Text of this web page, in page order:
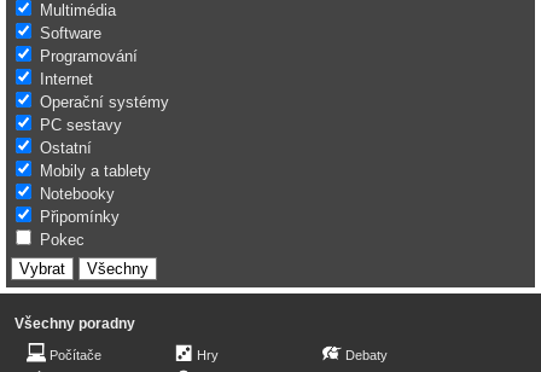
Multimédia
Software
Programování
Internet
Operační systémy
PC sestavy
Ostatní
Mobily a tablety
Notebooky
Připomínky
Pokec
Všechny poradny
Počítače Hry Debaty